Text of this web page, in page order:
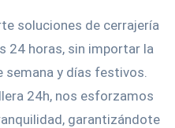
soluciones de cerrajería
24 horas, sin importar la
semana y días festivos.
24h, nos esforzamos
garantizándote